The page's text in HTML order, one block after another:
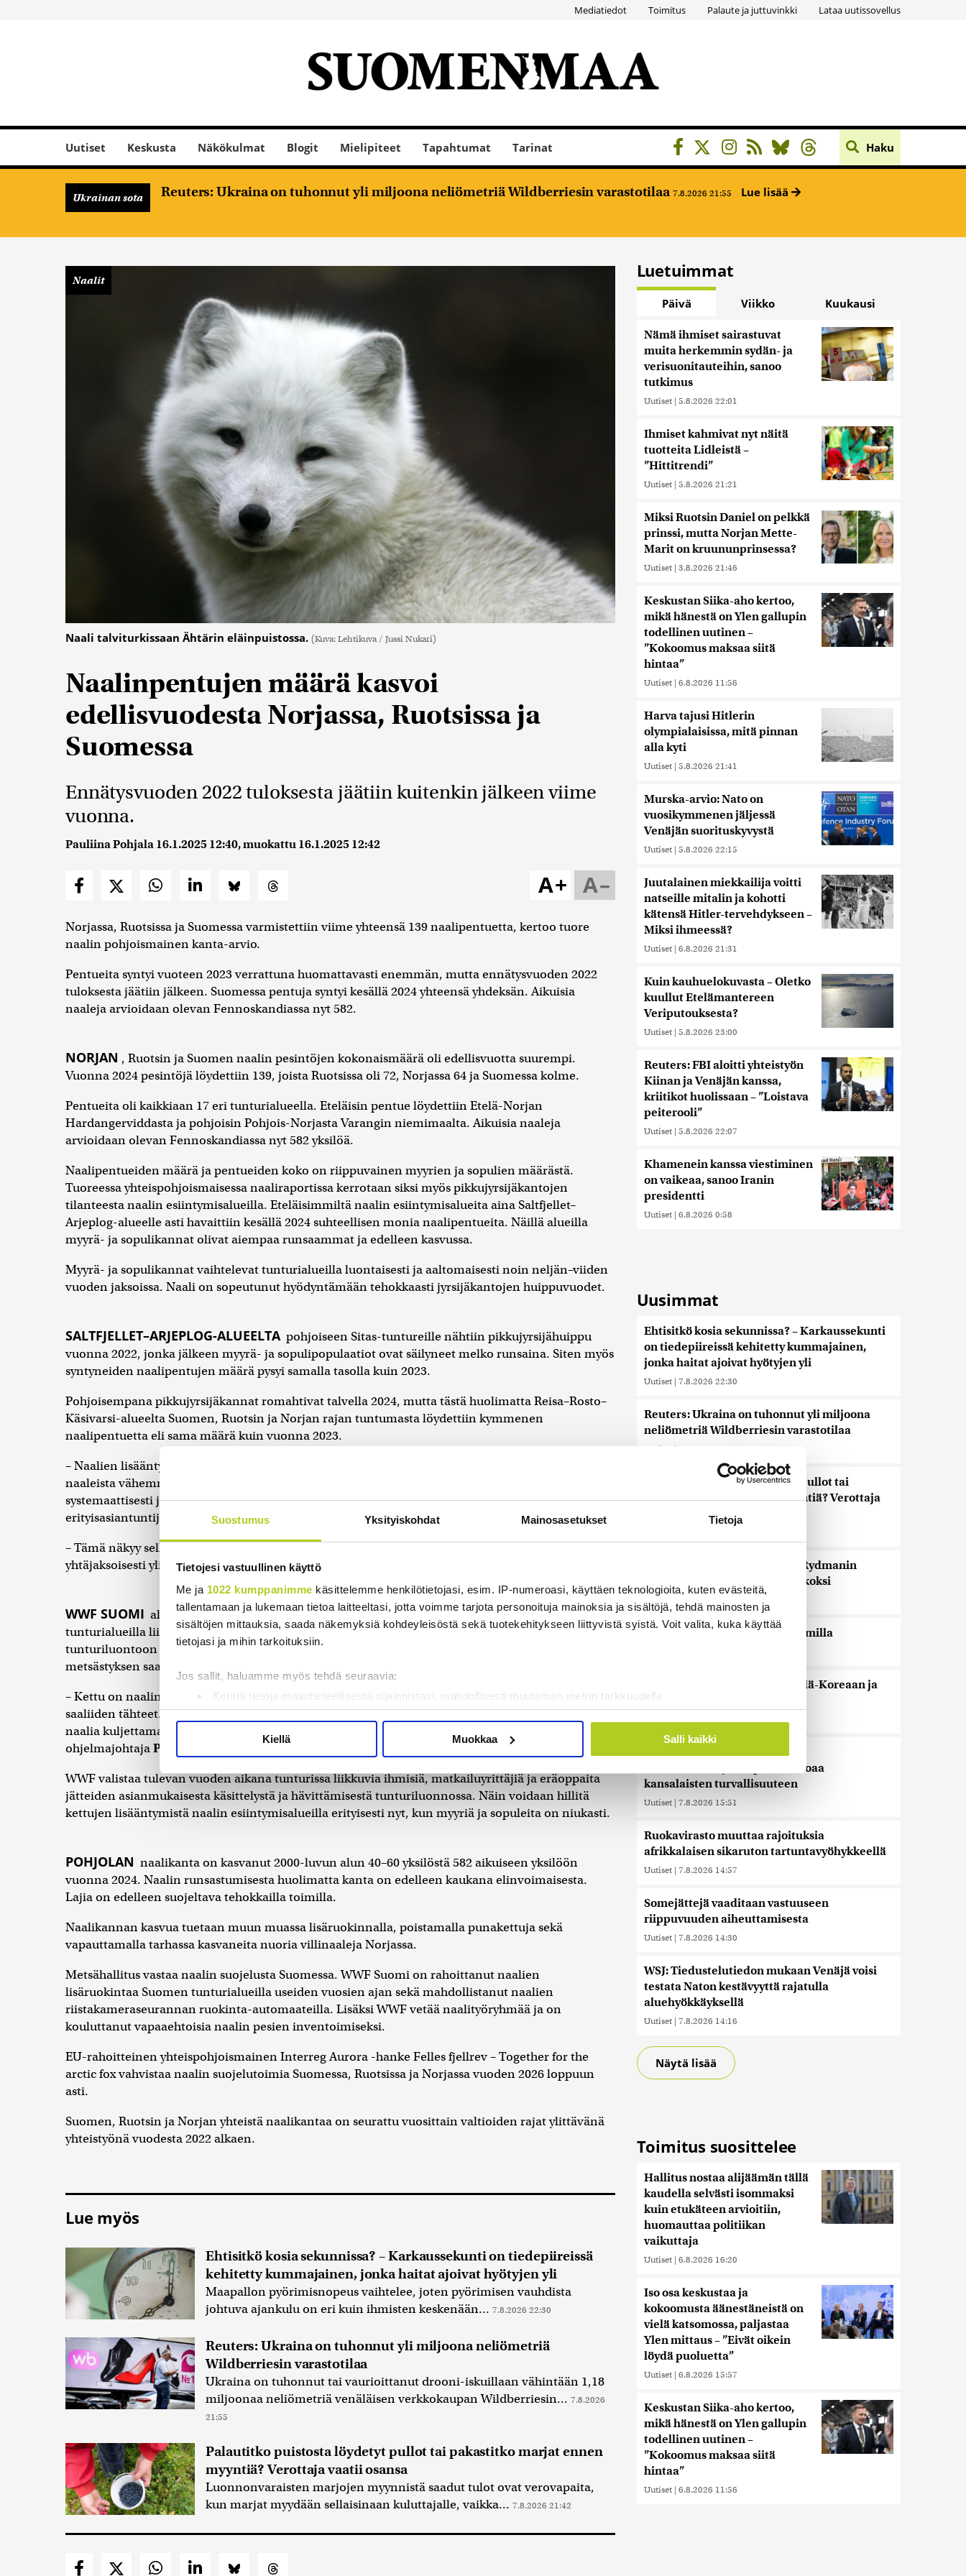
Suostumus Yksityiskohdat Mainosasetukset Tietoja
Tietojesi vastuullinen käyttö
Me ja 1022 kumppanimme käsittelemme henkilötietojasi, esim. IP-numeroasi, käyttäen teknologioita, kuten evästeitä,
tallentamaan ja lukemaan tietoa laitteeltasi, jotta voimme tarjota personoituja mainoksia ja sisältöjä, tehdä mainosten ja
sisältöjen mittauksia, saada näkemyksiä kohdeyleisöstä sekä tuotekehitykseen liittyvistä syistä. Voit valita, kuka käyttää
tietojasi ja mihin tarkoituksiin.
Jos sallit, haluamme myös tehdä seuraavia:
Kerätä tietoja maantieteellisestä sijainnistasi, mahdollisesti muutaman metrin tarkkuudella
Tunnistaa laitteesi skannaamalla sen ominaispiirteitä aktiivisesti (sormenjäljen muodostaminen)
Lue lisää siitä, miten henkilötietojasi käsitellään ja miten voit määrittää asetuksesi
. Voit muuttaa
Käytämme evästeitä tarjoamamme sisällön ja mainosten räätälöimiseen, sosiaalisen median ominaisuuksien tukemiseen
ja kävijämäärämme analysoimiseen. Lisäksi jaamme sosiaalisen median, mainosalan ja analytiikka-alan
kumppaneillemme tietoja siitä, miten käytät sivustoamme. Kumppanimme voivat yhdistää näitä tietoja muihin tietoihin, joita
olet antanut heille tai joita on kerätty, kun olet käyttänyt heidän palvelujaan. Tietoja saatetaan myös siirtää ulkomaille.
Kiellä Muokkaa Salli kaikki
Mediatiedot Toimitus Palaute ja juttuvinkki Lataa uutissovellus
Uutiset Keskusta Näkökulmat Blogit Mielipiteet Tapahtumat Tarinat Haku
Ukrainan sota Reuters: Ukraina on tuhonnut yli miljoona neliömetriä Wildberriesin varastotilaa 7.8.2026 21:55 Lue lisää
Naalit
Naali talviturkissaan Ähtärin eläinpuistossa. (Kuva: Lehtikuva / Jussi Nukari)
Naalinpentujen määrä kasvoi
edellisvuodesta Norjassa, Ruotsissa ja
Suomessa
Ennätysvuoden 2022 tuloksesta jäätiin kuitenkin jälkeen viime
vuonna.
Pauliina Pohjala 16.1.2025 12:40, muokattu 16.1.2025 12:42
A–
A+
Norjassa, Ruotsissa ja Suomessa varmistettiin viime yhteensä 139 naalipentuetta, kertoo tuore
naalin pohjoismainen kanta-arvio.
Pentueita syntyi vuoteen 2023 verrattuna huomattavasti enemmän, mutta ennätysvuoden 2022
tuloksesta jäätiin jälkeen. Suomessa pentuja syntyi kesällä 2024 yhteensä yhdeksän. Aikuisia
naaleja arvioidaan olevan Fennoskandiassa nyt 582.
NORJAN , Ruotsin ja Suomen naalin pesintöjen kokonaismäärä oli edellisvuotta suurempi.
Vuonna 2024 pesintöjä löydettiin 139, joista Ruotsissa oli 72, Norjassa 64 ja Suomessa kolme.
Pentueita oli kaikkiaan 17 eri tunturialueella. Eteläisin pentue löydettiin Etelä-Norjan
Hardangerviddasta ja pohjoisin Pohjois-Norjasta Varangin niemimaalta. Aikuisia naaleja
arvioidaan olevan Fennoskandiassa nyt 582 yksilöä.
Naalipentueiden määrä ja pentueiden koko on riippuvainen myyrien ja sopulien määrästä.
Tuoreessa yhteispohjoismaisessa naaliraportissa kerrotaan siksi myös pikkujyrsijäkantojen
tilanteesta naalin esiintymisalueilla. Eteläisimmiltä naalin esiintymisalueita aina Saltfjellet–
Arjeplog-alueelle asti havaittiin kesällä 2024 suhteellisen monia naalipentueita. Näillä alueilla
myyrä- ja sopulikannat olivat aiempaa runsaammat ja edelleen kasvussa.
Myyrä- ja sopulikannat vaihtelevat tunturialueilla luontaisesti ja aaltomaisesti noin neljän–viiden
vuoden jaksoissa. Naali on sopeutunut hyödyntämään tehokkaasti jyrsijäkantojen huippuvuodet.
SALTFJELLET–ARJEPLOG-ALUEELTA pohjoiseen Sitas-tuntureille nähtiin pikkujyrsijähuippu
vuonna 2022, jonka jälkeen myyrä- ja sopulipopulaatiot ovat säilyneet melko runsaina. Siten myös
syntyneiden naalipentujen määrä pysyi samalla tasolla kuin 2023.
Pohjoisempana pikkujyrsijäkannat romahtivat talvella 2024, mutta tästä huolimatta Reisa–Rosto–
Käsivarsi-alueelta Suomen, Ruotsin ja Norjan rajan tuntumasta löydettiin kymmenen
naalipentuetta eli sama määrä kuin vuonna 2023.
– Naalien lisääntyminen myös huonoina pikkujyrsijävuosina osoittaa, että lisäruokinta tekee
naaleista vähemmän riippuvaisia pikkujyrsijäkantojen koosta, kun lisäruokinta hoidetaan
systemaattisesti ja hyvin, Metsähallituksen Luontopalveluiden luonnonsuojelun
erityisasiantuntija
Jukka Ikonensanoo tiedotteessa.
– Tämä näkyy selkeästi useilla tunturialueilla, joilla naalin pesinnät ovat onnistuneet
yhtäjaksoisesti yli kymmenen vuoden ajan.
WWF SUOMI aloittaa naalin auttamiseksi uuden kampanjan, johon jokainen pohjoisilla
tunturialueilla liikkuva voi osallistua. Kampanjassa pyritään minimoimaan kaikki ihmisen
tunturiluontoon jättämä ketulle kelpaava ravinto, kuten ruoantähteet, kalanperkeet ja
metsästyksen saalistähteet.
– Kettu on naalin pahin kilpailija, ja se hyödyntää tehokkaasti ihmiseltä tunturiin jääneet ruoan ja
saaliiden tähteet. Jokainen retkeilijä, kalastaja ja metsästäjä voi auttaa äärimmäisen uhanalaista
naalia kuljettamalla pois tai hautaamalla ketulle kelpaavat tähteet, kertoo WWF Suomen
ohjelmajohtajaPetteri Tolvanen
WWF valistaa tulevan vuoden aikana tunturissa liikkuvia ihmisiä, matkailuyrittäjiä ja eräoppaita
jätteiden asianmukaisesta käsittelystä ja hävittämisestä tunturiluonnossa. Näin voidaan hillitä
kettujen lisääntymistä naalin esiintymisalueilla erityisesti nyt, kun myyriä ja sopuleita on niukasti.
POHJOLAN naalikanta on kasvanut 2000-luvun alun 40–60 yksilöstä 582 aikuiseen yksilöön
vuonna 2024. Naalin runsastumisesta huolimatta kanta on edelleen kaukana elinvoimaisesta.
Lajia on edelleen suojeltava tehokkailla toimilla.
Naalikannan kasvua tuetaan muun muassa lisäruokinnalla, poistamalla punakettuja sekä
vapauttamalla tarhassa kasvaneita nuoria villinaaleja Norjassa.
Metsähallitus vastaa naalin suojelusta Suomessa. WWF Suomi on rahoittanut naalien
lisäruokintaa Suomen tunturialueilla useiden vuosien ajan sekä mahdollistanut naalien
riistakameraseurannan ruokinta-automaateilla. Lisäksi WWF vetää naalityöryhmää ja on
kouluttanut vapaaehtoisia naalin pesien inventoimiseksi.
EU-rahoitteinen yhteispohjoismainen Interreg Aurora -hanke Felles fjellrev – Together for the
arctic fox vahvistaa naalin suojelutoimia Suomessa, Ruotsissa ja Norjassa vuoden 2026 loppuun
asti.
Suomen, Ruotsin ja Norjan yhteistä naalikantaa on seurattu vuosittain valtioiden rajat ylittävänä
yhteistyönä vuodesta 2022 alkaen.
Lue myös
Ehtisitkö kosia sekunnissa? – Karkaussekunti on tiedepiireissä
kehitetty kummajainen, jonka haitat ajoivat hyötyjen yli
Maapallon pyörimisnopeus vaihtelee, joten pyörimisen vauhdista
johtuva ajankulu on eri kuin ihmisten keskenään... 7.8.2026 22:30
Reuters: Ukraina on tuhonnut yli miljoona neliömetriä
Wildberriesin varastotilaa
Ukraina on tuhonnut tai vaurioittanut drooni-iskuillaan vähintään 1,18
miljoonaa neliömetriä venäläisen verkkokaupan Wildberriesin... 7.8.2026
21:55
Palautitko puistosta löydetyt pullot tai pakastitko marjat ennen
myyntiä? Verottaja vaatii osansa
Luonnonvaraisten marjojen myynnistä saadut tulot ovat verovapaita,
kun marjat myydään sellaisinaan kuluttajalle, vaikka... 7.8.2026 21:42
Luetuimmat
Päivä Viikko Kuukausi
Nämä ihmiset sairastuvat
muita herkemmin sydän- ja
verisuonitauteihin, sanoo
tutkimus
Uutiset | 5.8.2026 22:01
Ihmiset kahmivat nyt näitä
tuotteita Lidleistä –
”Hittitrendi”
Uutiset | 5.8.2026 21:21
Miksi Ruotsin Daniel on pelkkä
prinssi, mutta Norjan Mette-
Marit on kruununprinsessa?
Uutiset | 3.8.2026 21:46
Keskustan Siika-aho kertoo,
mikä hänestä on Ylen gallupin
todellinen uutinen –
”Kokoomus maksaa siitä
hintaa”
Uutiset | 6.8.2026 11:56
Harva tajusi Hitlerin
olympialaisissa, mitä pinnan
alla kyti
Uutiset | 5.8.2026 21:41
Murska-arvio: Nato on
vuosikymmenen jäljessä
Venäjän suorituskyvystä
Uutiset | 5.8.2026 22:15
Juutalainen miekkailija voitti
natseille mitalin ja kohotti
kätensä Hitler-tervehdykseen –
Miksi ihmeessä?
Uutiset | 6.8.2026 21:31
Kuin kauhuelokuvasta – Oletko
kuullut Etelämantereen
Veriputouksesta?
Uutiset | 5.8.2026 23:00
Reuters: FBI aloitti yhteistyön
Kiinan ja Venäjän kanssa,
kriitikot huolissaan – ”Loistava
peiterooli”
Uutiset | 5.8.2026 22:07
Khamenein kanssa viestiminen
on vaikeaa, sanoo Iranin
presidentti
Uutiset | 6.8.2026 0:58
Uusimmat
Ehtisitkö kosia sekunnissa? – Karkaussekunti
on tiedepiireissä kehitetty kummajainen,
jonka haitat ajoivat hyötyjen yli
Uutiset | 7.8.2026 22:30
Reuters: Ukraina on tuhonnut yli miljoona
neliömetriä Wildberriesin varastotilaa
Uutiset |
Palautitko puistosta löydetyt pullot tai
pakastitko marjat ennen myyntiä? Verottaja
vaatii osansa
Timo Laaninen julistaa Wille Rydmanin
Suomen taitavimmaksi poliitikoksi
Espanja uhkaa Italiaa vastatoimilla
Sianlihaa voi jälleen viedä Etelä-Koreaan ja
Uuteen-Seelantiin
Järjestöt vastustavat karhun
kiintiömetsästystä – poliisi vetoaa
kansalaisten turvallisuuteen
Uutiset | 7.8.2026 15:51
Ruokavirasto muuttaa rajoituksia
afrikkalaisen sikaruton tartuntavyöhykkeellä
Uutiset | 7.8.2026 14:57
Somejättejä vaaditaan vastuuseen
riippuvuuden aiheuttamisesta
Uutiset | 7.8.2026 14:30
WSJ: Tiedustelutiedon mukaan Venäjä voisi
testata Naton kestävyyttä rajatulla
aluehyökkäyksellä
Uutiset | 7.8.2026 14:16
Näytä lisää
Toimitus suosittelee
Hallitus nostaa alijäämän tällä
kaudella selvästi isommaksi
kuin etukäteen arvioitiin,
huomauttaa politiikan
vaikuttaja
Uutiset | 6.8.2026 16:20
Iso osa keskustaa ja
kokoomusta äänestäneistä on
vielä katsomossa, paljastaa
Ylen mittaus – ”Eivät oikein
löydä puoluetta”
Uutiset | 6.8.2026 15:57
Keskustan Siika-aho kertoo,
mikä hänestä on Ylen gallupin
todellinen uutinen –
”Kokoomus maksaa siitä
hintaa”
Uutiset | 6.8.2026 11:56